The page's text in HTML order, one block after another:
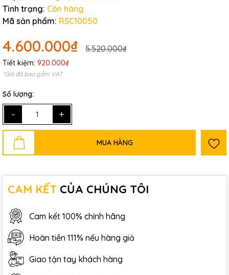
Tình trạng: Còn hàng
Mã sản phẩm: RSC10050
4.600.000₫ 5.520.000₫
Tiết kiệm: 920.000₫
*Giá đã bao gồm VAT
Số lượng:
- +
MUA HÀNG
CAM KẾT CỦA CHÚNG TÔI
Cam kết 100% chính hãng
Hoàn tiền 111% nếu hàng giả
Giao tận tay khách hàng